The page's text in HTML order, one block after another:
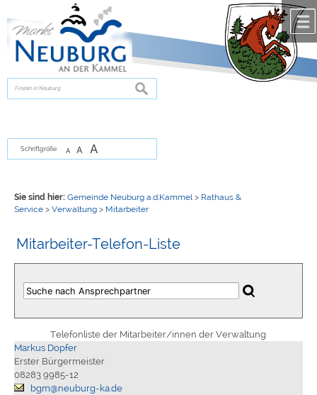
zur Navigationoder
springen.
suchen
Schriftgröße A A A
Sie sind hier: Gemeinde Neuburg a.d.Kammel > Rathaus &
Service> Verwaltung> Mitarbeiter
Mitarbeiter-Telefon-Liste
Telefonliste der Mitarbeiter/innen der Verwaltung
Markus Dopfer
Erster Bürgermeister
08283 9985-12
bgm@neuburg-ka.de